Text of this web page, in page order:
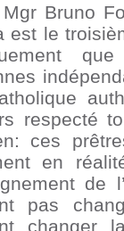
Bruno
est le
respecté
ces
en
de
pas
changer